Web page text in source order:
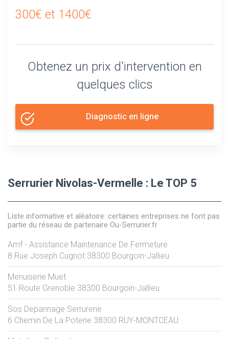
300€ et 1400€
Obtenez un prix d'intervention en
quelques clics
Diagnostic en ligne
Serrurier Nivolas-Vermelle : Le TOP 5
Liste informative et aléatoire: certaines entreprises ne font pas
partie du réseau de partenaire Ou-Serrurier.fr
Amf - Assistance Maintenance De Fermeture
8 Rue Joseph Cugnot 38300 Bourgoin-Jallieu
Menuiserie Muet
51 Route Grenoble 38300 Bourgoin-Jallieu
Sos Depannage Serrurerie
6 Chemin De La Poterie 38300 RUY-MONTCEAU